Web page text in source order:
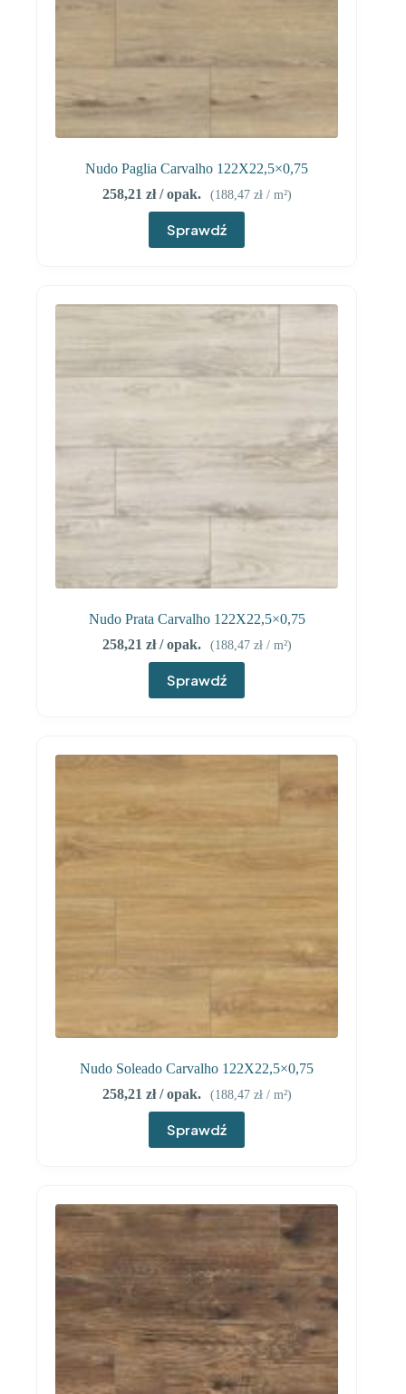
Nudo Paglia Carvalho 122X22,5×0,75
258,21 zł/ opak. (188,47 zł/ m²)
Sprawdź
Nudo Prata Carvalho 122X22,5×0,75
258,21 zł/ opak. (188,47 zł/ m²)
Sprawdź
Nudo Soleado Carvalho 122X22,5×0,75
258,21 zł/ opak. (188,47 zł/ m²)
Sprawdź